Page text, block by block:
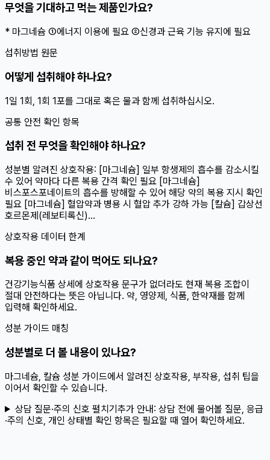
무엇을 기대하고 먹는 제품인가요?
* 마그네슘 ①에너지 이용에 필요 ②신경과 근육 기능 유지에 필요
섭취방법 원문
어떻게 섭취해야 하나요?
1일 1회, 1회 1포를 그대로 혹은 물과 함께 섭취하십시오.
공통 안전 확인 항목
섭취 전 무엇을 확인해야 하나요?
성분별 알려진 상호작용: [마그네슘] 일부 항생제의 흡수를 감소시킬
수 있어 약마다 다른 복용 간격 확인 필요 [마그네슘]
비스포스포네이트의 흡수를 방해할 수 있어 해당 약의 복용 지시 확인
필요 [마그네슘] 혈압약과 병용 시 혈압 추가 강하 가능 [칼슘] 갑상선
호르몬제(레보티록신)...
상호작용 데이터 한계
복용 중인 약과 같이 먹어도 되나요?
건강기능식품 상세에 상호작용 문구가 없더라도 현재 복용 조합이
절대 안전하다는 뜻은 아닙니다. 약, 영양제, 식품, 한약재를 함께
입력해 확인하세요.
성분 가이드 매칭
성분별로 더 볼 내용이 있나요?
마그네슘, 칼슘 성분 가이드에서 알려진 상호작용, 부작용, 섭취 팁을
이어서 확인할 수 있습니다.
상담 질문·주의 신호 펼치기추가 안내: 상담 전에 물어볼 질문, 응급
·주의 신호, 개인 상태별 확인 항목은 필요할 때 열어 확인하세요.